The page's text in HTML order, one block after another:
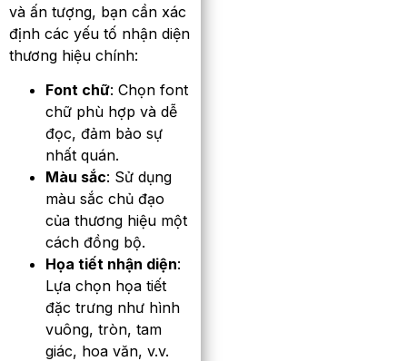
và ấn tượng, bạn cần xác
định các yếu tố nhận diện
thương hiệu chính:
Font chữ: Chọn font
chữ phù hợp và dễ
đọc, đảm bảo sự
nhất quán.
Màu sắc: Sử dụng
màu sắc chủ đạo
của thương hiệu một
cách đồng bộ.
Họa tiết nhận diện:
Lựa chọn họa tiết
đặc trưng như hình
vuông, tròn, tam
giác, hoa văn, v.v.